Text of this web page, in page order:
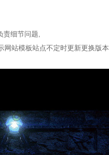
细节问题,
网站模板站点不定时更新更换版本